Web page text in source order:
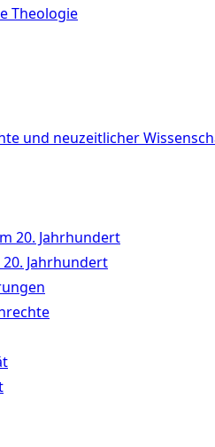
Theologie
und neuzeitlicher
20. Jahrhundert
Jahrhundert